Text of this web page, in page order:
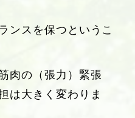
ンスを保つというこ
肉の（張力）緊張
は大きく変わりま